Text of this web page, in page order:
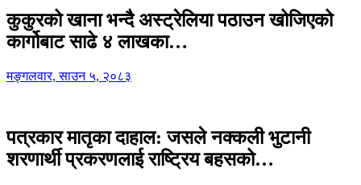
कुकुरको खाना भन्दै अस्ट्रेलिया पठाउन खोजिएको
कार्गोबाट साढे ४ लाखका…
मङ्गलवार, साउन ५, २०८३
पत्रकार मातृका दाहाल: जसले नक्कली भुटानी
शरणार्थी प्रकरणलाई राष्ट्रिय बहसको…